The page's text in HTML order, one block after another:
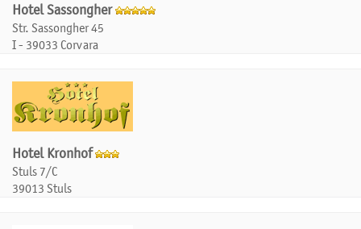
Hotel Sassongher
Str. Sassongher 45
I - 39033 Corvara
Hotel Kronhof
Stuls 7/C
39013 Stuls